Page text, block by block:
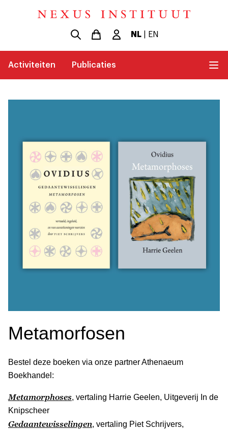
NL| EN
Activiteiten Publicaties
Metamorfosen
Bestel deze boeken via onze partner Athenaeum
Boekhandel:
Metamorphoses, vertaling Harrie Geelen, Uitgeverij In de
Knipscheer
Gedaantewisselingen, vertaling Piet Schrijvers,